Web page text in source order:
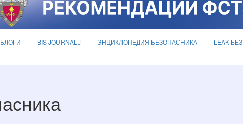
БЛОГИ BIS JOURNAL ЭНЦИКЛОПЕДИЯ БЕЗОПАСНИКА LEAK-БЕЗ